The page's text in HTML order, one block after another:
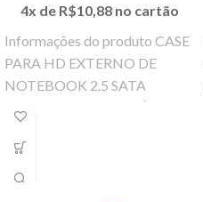
4x de R$10,88 no cartão
Informações do produto CASE
PARA HD EXTERNO DE
NOTEBOOK 2.5 SATA
MATERIAL DE ALUMÍNIO +
INFORMAÇÕES